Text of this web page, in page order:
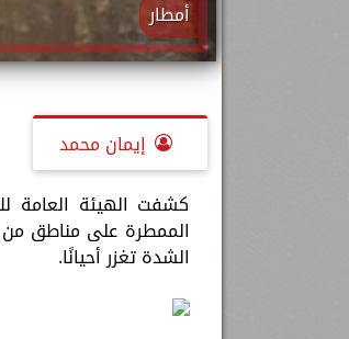
أمطار
إيمان محمد
كشفت الهيئة العامة
الممطرة على مناطق
الشدة تغزر أحيانًا.